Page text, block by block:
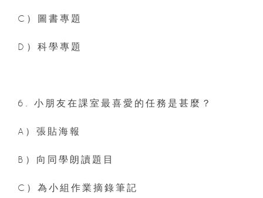
C）圖書專題
D）科學專題
6. 小朋友在課室最喜愛的任務是甚麼？
A）張貼海報
B）向同學朗讀題目
C）為小組作業摘錄筆記